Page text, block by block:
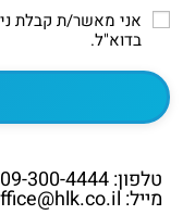
אני מאשר/ת קבלת
בדוא"ל.
טלפון: 09-300-4444
מייל: office@hlk.co.il